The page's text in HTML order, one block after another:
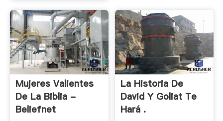
Mujeres Valientes
De La Biblia -
Beliefnet
La Historia De
David Y Goliat Te
Hará .